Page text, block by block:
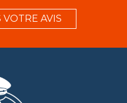
VOTRE AVIS